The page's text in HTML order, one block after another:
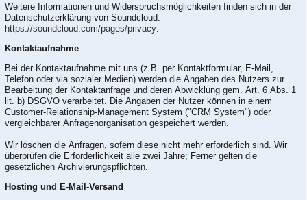
Weitere Informationen und Widerspruchsmöglichkeiten finden sich in der
Datenschutzerklärung von Soundcloud:
https://soundcloud.com/pages/privacy
Kontaktaufnahme
Bei der Kontaktaufnahme mit uns (z.B. per Kontaktformular, E-Mail,
Telefon oder via sozialer Medien) werden die Angaben des Nutzers zur
Bearbeitung der Kontaktanfrage und deren Abwicklung gem. Art. 6 Abs. 1
lit. b) DSGVO verarbeitet. Die Angaben der Nutzer können in einem
Customer-Relationship-Management System ("CRM System") oder
vergleichbarer Anfragenorganisation gespeichert werden.
Wir löschen die Anfragen, sofern diese nicht mehr erforderlich sind. Wir
überprüfen die Erforderlichkeit alle zwei Jahre; Ferner gelten die
gesetzlichen Archivierungspflichten.
Hosting und E-Mail-Versand